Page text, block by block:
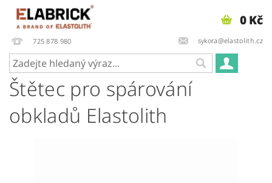
725 878 980 sykora@elastolith.cz
0 Kč
Štětec pro spárování
obkladů Elastolith